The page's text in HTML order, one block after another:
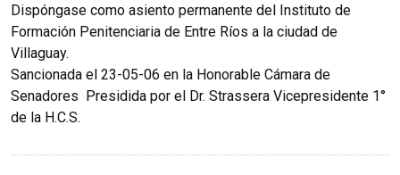
Dispóngase como asiento permanente del Instituto de
Formación Penitenciaria de Entre Ríos a la ciudad de
Villaguay.
Sancionada el 23-05-06 en la Honorable Cámara de
Senadores  Presidida por el Dr. Strassera Vicepresidente 1°
de la H.C.S.